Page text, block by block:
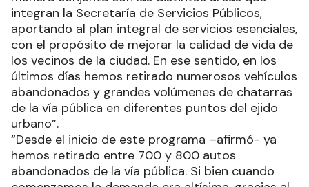
integran la Secretaría de Servicios Públicos,
aportando al plan integral de servicios esenciales,
con el propósito de mejorar la calidad de vida de
los vecinos de la ciudad. En ese sentido, en los
últimos días hemos retirado numerosos vehículos
abandonados y grandes volúmenes de chatarras
de la vía pública en diferentes puntos del ejido
urbano”.
“Desde el inicio de este programa –afirmó- ya
hemos retirado entre 700 y 800 autos
abandonados de la vía pública. Si bien cuando